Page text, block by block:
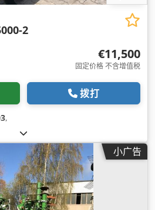
2
€11,500
固定价格 不含增值税
拨打
,
小广告